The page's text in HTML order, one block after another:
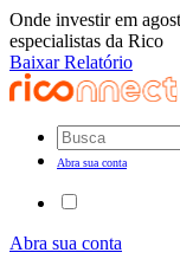
Onde investir em
especialistas da Rico
Baixar Relatório
Abra sua conta
Abra sua conta